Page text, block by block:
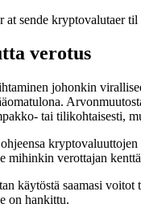
at sende kryptovalutaer
verotus
johonkin
tai tilikohtaisesti,
mihinkin verottajan
käytöstä saamasi
on hankittu.